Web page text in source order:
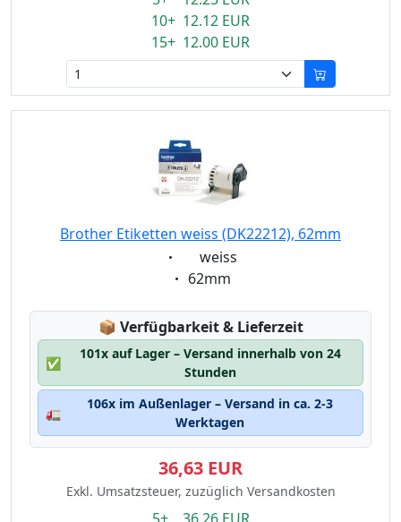
10+ 12.12 EUR
15+ 12.00 EUR
Brother Etiketten weiss (DK22212), 62mm
Eigenschaft:
weiss
Eigenschaft:
62mm
📦 Lagerstatus:
Verfügbarkeit & Lieferzeit
✅
101x auf Lager – Versand innerhalb von 24
Stunden
🚛
106x im Außenlager – Versand in ca. 2-3
Werktagen
36,63 EUR
Exkl. Umsatzsteuer, zuzüglich Versandkosten